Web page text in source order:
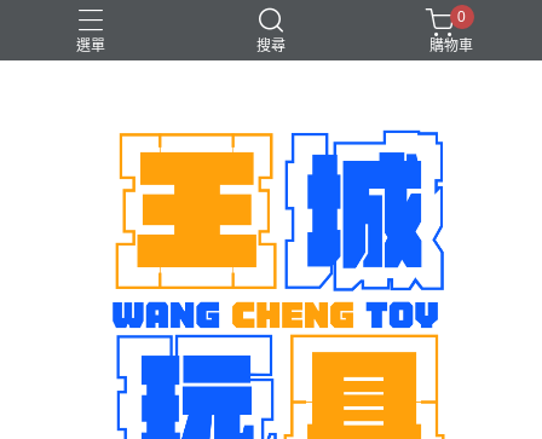
選單 搜尋
0
購物車